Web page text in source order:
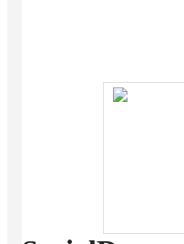
BOXILの使い方ガイド